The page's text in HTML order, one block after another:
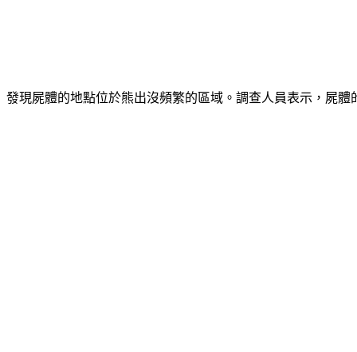
發現屍體的地點位於熊出沒頻繁的區域。調查人員表示，屍體